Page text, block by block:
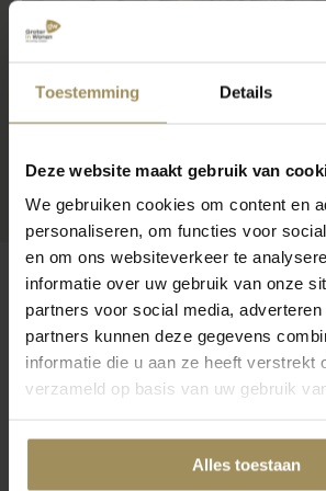
Toestemming Details
Deze website maakt gebruik van
We gebruiken cookies om content en
personaliseren, om functies voor
en om ons websiteverkeer te
informatie over uw gebruik van onze
partners voor social media,
partners kunnen deze gegevens
informatie die u aan ze heeft verstrekt
verzameld op basis van uw gebruik
Alles toestaan
Op zoek naar meer